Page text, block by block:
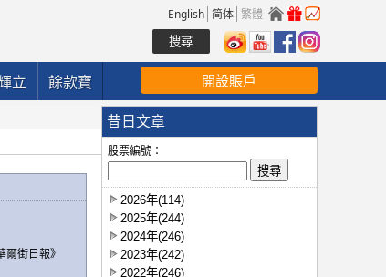
English 简体 繁體
立 餘款寶 開設賬戶
街日報》
昔日文章
股票編號：
2026年(114)
2025年(244)
2024年(246)
2023年(242)
2022年(246)